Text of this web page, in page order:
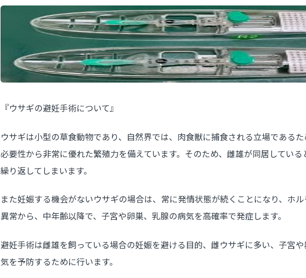
『ウサギの避妊手術について』
ウサギは小型の草食動物であり、自然界では、肉食獣に捕食される立場である
必要性から非常に優れた繁殖力を備えています。そのため、雌雄が同居している
繰り返してしまいます。
また妊娠する機会がないウサギの場合は、常に発情状態が続くことになり、ホ
異常から、中年齢以降で、子宮や卵巣、乳腺の病気を高確率で発症します。
避妊手術は雌雄を飼っている場合の妊娠を避ける目的、雌ウサギに多い、子宮
気を予防するために行います。